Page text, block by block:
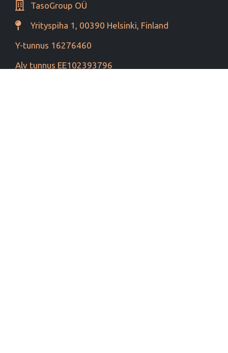
TasoGroup OÜ
Yrityspiha 1, 00390 Helsinki, Finland
Y-tunnus 16276460
Alv tunnus EE102393796